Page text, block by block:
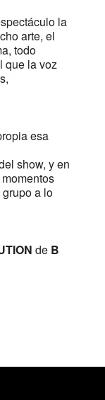
la
arte, el
todo
que la voz
esa
show, y en
a lo
de B